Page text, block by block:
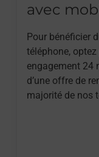
avec
Pour bénéficier
téléphone,
engagement 24
d’une offre de
majorité de nos